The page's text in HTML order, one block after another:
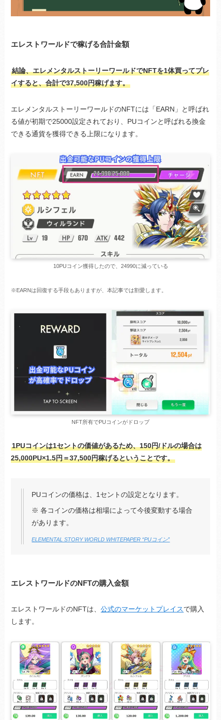
エレストワールドで稼げる合計金額
結論、エレメンタルストーリーワールドでNFTを1体買ってプレ
イすると、合計で37,500円稼げます。
エレメンタルストーリーワールドのNFTには「EARN」と呼ばれ
る値が初期で25000設定されており、PUコインと呼ばれる換金
できる通貨を獲得できる上限になります。
10PUコイン獲得したので、24990に減っている
※EARNは回復する手段もありますが、本記事では割愛します。
NFT所有でPUコインがドロップ
1PUコインは1セントの価値があるため、150円/ドルの場合は
25,000PU×1.5円＝37,500円稼げるということです。
PUコインの価格は、1セントの設定となります。
※ 各コインの価格は相場によって今後変動する場合
があります。
ELEMENTAL STORY WORLD WHITEPAPER “PUコイン”
エレストワールドのNFTの購入金額
エレストワールドのNFTは、公式のマーケットプレイスで購入
します。